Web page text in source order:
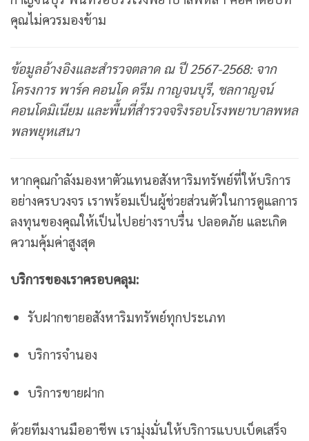
คุณไม่ควรมองข้าม
ข้อมูลอ้างอิงและสำรวจตลาด ณ ปี 2567-2568: จาก
โครงการ พาร์ค คอนโด ดรีม กาญจนบุรี, ชลกาญจน์
คอนโดมิเนียม และพื้นที่สำรวจจริงรอบโรงพยาบาลพหล
พลพยุหเสนา
หากคุณกำลังมองหาตัวแทนอสังหาริมทรัพย์ที่ให้บริการ
อย่างครบวงจร เราพร้อมเป็นผู้ช่วยส่วนตัวในการดูแลการ
ลงทุนของคุณให้เป็นไปอย่างราบรื่น ปลอดภัย และเกิด
ความคุ้มค่าสูงสุด
บริการของเราครอบคลุม:
รับฝากขายอสังหาริมทรัพย์ทุกประเภท
บริการจำนอง
บริการขายฝาก
ด้วยทีมงานมืออาชีพ เรามุ่งมั่นให้บริการแบบเบ็ดเสร็จ